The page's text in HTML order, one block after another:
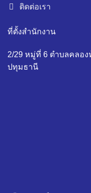
ติดต่อเรา
ที่ตั้งสำนักงาน
2/29 หมู่ที่ 6 ตำบลคลอ
ปทุมธานี